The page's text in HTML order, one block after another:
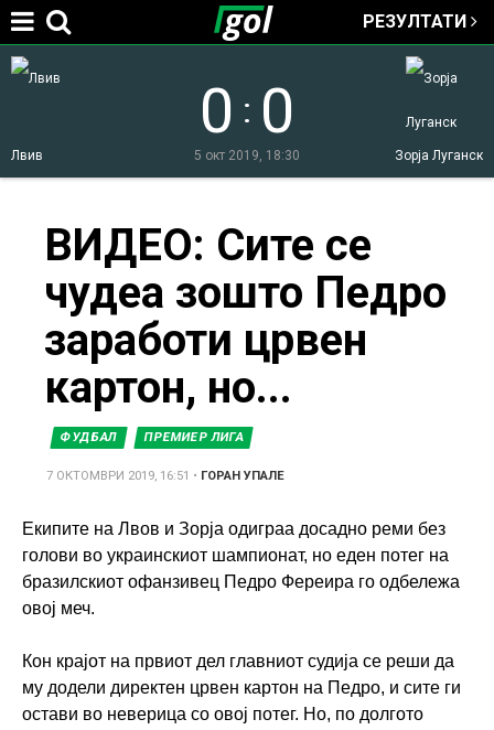
РЕЗУЛТАТИ
Лвив Зорја Луганск
0 : 0
5 окт 2019, 18:30
here
ВИДЕО: Сите се
чудеа зошто Педро
заработи црвен
картон, но...
ФУДБАЛ ПРЕМИЕР ЛИГА
7 ОКТОМВРИ 2019, 16:51 • ГОРАН УПАЛЕ
Екипите на Лвoв и Зорја одиграа досадно реми без
голови во украинскиот шампионат, но еден потег на
бразилскиот офанзивец Педро Фереира го одбележа
овој меч.
Кон крајот на првиот дел главниот судија се реши да
му додели директен црвен картон на Педро, и сите ги
остави во неверица со овој потег. Но, по долгото